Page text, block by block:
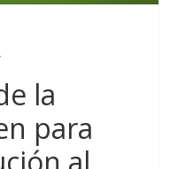
la
para
al